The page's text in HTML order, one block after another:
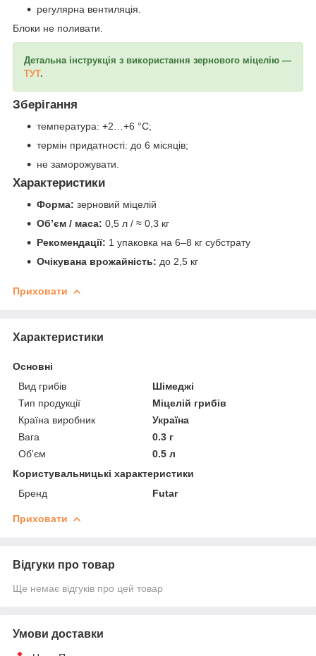
регулярна вентиляція.
Блоки не поливати.
Детальна інструкція з використання зернового міцелію —
ТУТ.
Зберігання
температура: +2…+6 °C;
термін придатності: до 6 місяців;
не заморожувати.
Характеристики
Форма: зерновий міцелій
Об’єм / маса: 0,5 л / ≈ 0,3 кг
Рекомендації: 1 упаковка на 6–8 кг субстрату
Очікувана врожайність: до 2,5 кг
Приховати
Характеристики
Основні
Вид грибів
Шімеджі
Тип продукції
Міцелій грибів
Країна виробник
Україна
Вага
0.3 г
Об'єм
0.5 л
Користувальницькі характеристики
Бренд
Futar
Приховати
Відгуки про товар
Ще немає відгуків про цей товар
Умови доставки